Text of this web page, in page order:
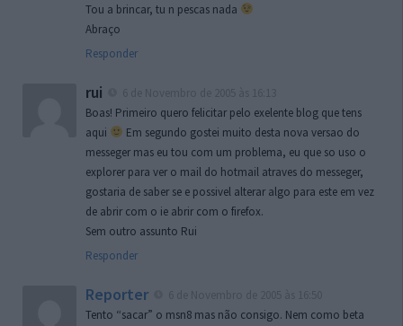
Tou a brincar, tu n pescas nada
Abraço
Responder
rui
Boas! Primeiro quero felicitar pelo exelente blog que tens
aqui
Em segundo gostei muito desta nova versao do
messeger mas eu tou com um problema, eu que so uso o
explorer para ver o mail do hotmail atraves do messeger,
gostaria de saber se e possivel alterar algo para este em vez
de abrir com o ie abrir com o firefox.
Sem outro assunto Rui
Responder
Reporter
Tento “sacar” o msn8 mas não consigo. Nem como beta